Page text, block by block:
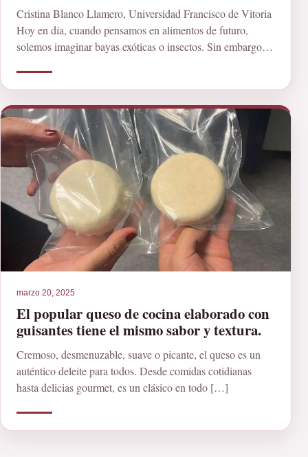
Cristina Blanco Llamero, Universidad Francisco de Vitoria
Hoy en día, cuando pensamos en alimentos de futuro,
solemos imaginar bayas exóticas o insectos. Sin embargo,
marzo 20, 2025
El popular queso de cocina elaborado con
guisantes tiene el mismo sabor y textura.
Cremoso, desmenuzable, suave o picante, el queso es un
auténtico deleite para todos. Desde comidas cotidianas
hasta delicias gourmet, es un clásico en todo […]